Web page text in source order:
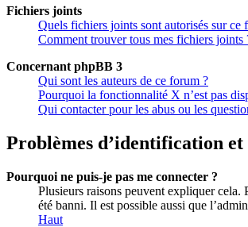
Fichiers joints
Quels fichiers joints sont autorisés sur ce
Comment trouver tous mes fichiers joints
Concernant phpBB 3
Qui sont les auteurs de ce forum ?
Pourquoi la fonctionnalité X n’est pas
Qui contacter pour les abus ou les
Problèmes d’identification
Pourquoi ne puis-je pas me connecter ?
Plusieurs raisons peuvent expliquer cela.
été banni. Il est possible aussi que
Haut